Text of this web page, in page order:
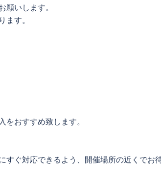
願いします。
ます。
をおすすめ致します。
すぐ対応できるよう、開催場所の近くでお